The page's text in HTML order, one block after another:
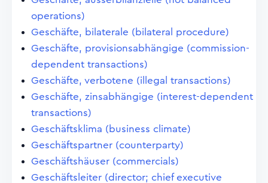
operations)
Geschäfte, bilaterale (bilateral procedure)
Geschäfte, provisionsabhängige (commission-
dependent transactions)
Geschäfte, verbotene (illegal transactions)
Geschäfte, zinsabhängige (interest-dependent
transactions)
Geschäftsklima (business climate)
Geschäftspartner (counterparty)
Geschäftshäuser (commercials)
Geschäftsleiter (director; chief executive